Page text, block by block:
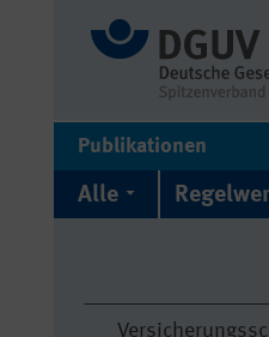
Publikationen
Alle